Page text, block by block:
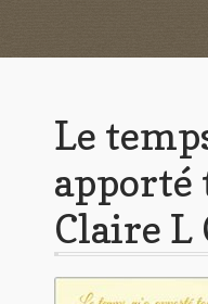
Alice ça glisse au pays du réveil
Commande
Le
apporté
Claire L